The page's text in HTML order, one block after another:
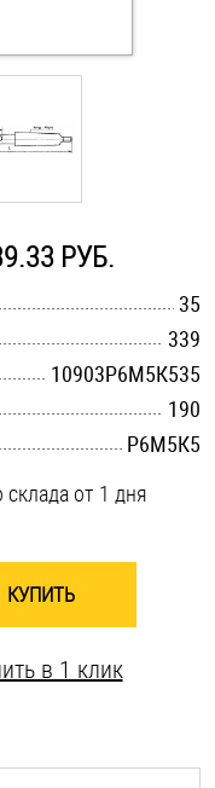
РУБ.
35
339
10903Р6М5К535
190
Р6М5К5
от 1 дня
КУПИТЬ
в 1 клик